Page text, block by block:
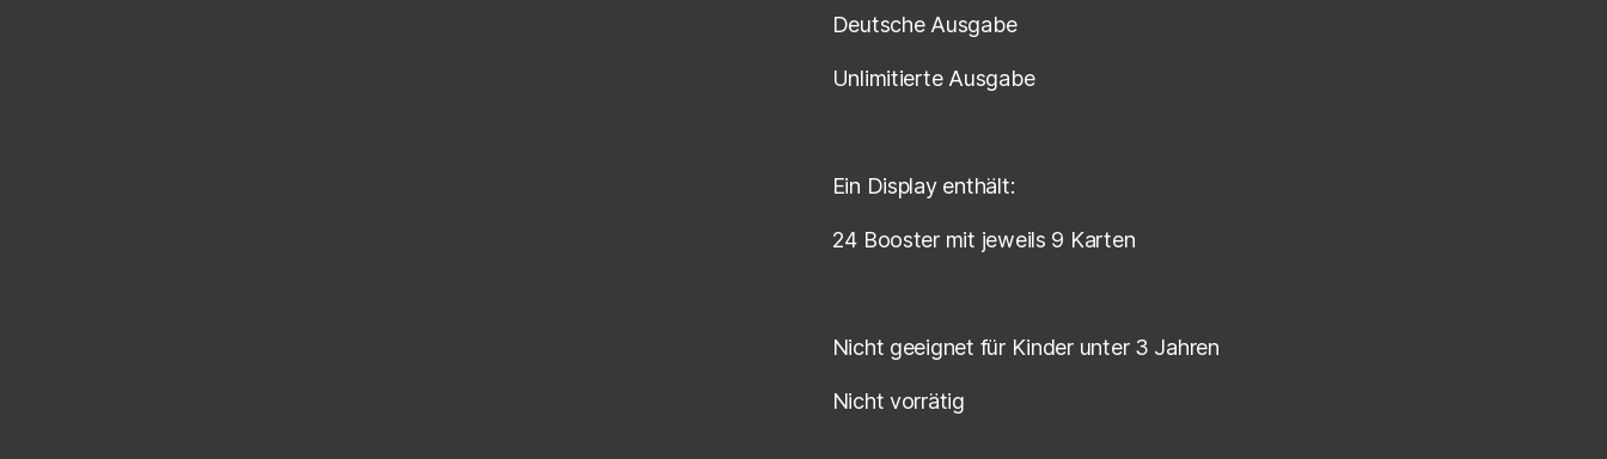
Deutsche Ausgabe
Unlimitierte Ausgabe
Ein Display enthält:
24 Booster mit jeweils 9 Karten
Nicht geeignet für Kinder unter 3 Jahren
Nicht vorrätig